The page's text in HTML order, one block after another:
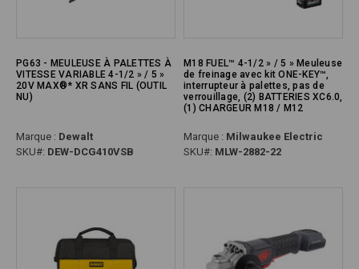
PG63 - MEULEUSE À PALETTES À
VITESSE VARIABLE 4-1/2 » / 5 »
20V MAX®* XR SANS FIL (OUTIL
NU)
Marque : Dewalt
SKU#: DEW-DCG410VSB
M18 FUEL™ 4-1/2 » / 5 » Meuleuse
de freinage avec kit ONE-KEY™,
interrupteur à palettes, pas de
verrouillage, (2) BATTERIES XC6.0,
(1) CHARGEUR M18 / M12
Marque : Milwaukee Electric
SKU#: MLW-2882-22